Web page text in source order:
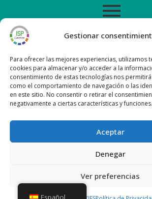
Gestionar
Para ofrecer las mejores experiencias, utilizamos
cookies para almacenar y/o acceder a la
consentimiento de estas tecnologías nos
como el comportamiento de navegación o las
en este sitio. No consentir o retirar el
negativamente a ciertas características y funciones.
Aceptar
Denegar
Ver preferencias
AVISO LEGAL
ÚLTIMAS ENTRADAS EN NUESTRO BLOG
Nueva versión ISP Gestión 6.2
Nueva versión ISP Gestión 6.01
Nueva versión ISP Gestión 6.0
Nueva versión ISP Gestión 5.13
Español